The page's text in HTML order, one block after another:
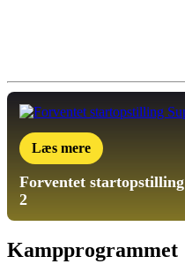
Læs mere
Forventet startopstilling
2
Kampprogrammet